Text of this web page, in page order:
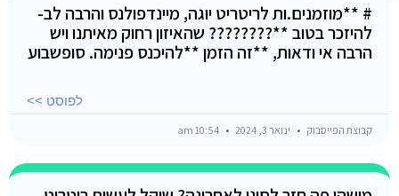
# **מוזמנים.ות לריטריט יוגה, מיינדפולנס והרבה לב-
להיזכר בטוב **???????? שהאיזון רחוק מאיתנו ויש
הרבה אי ודאות, **זה הזמן **להיכנס פנימה. סופשבוע
לפוסט >>
קבוצת הפייסבוק ינואר 3, 2024